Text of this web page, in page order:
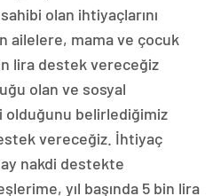
olan ihtiyaçlarını
ailelere, mama ve çocuk
lira destek vereceğiz
olan ve sosyal
olduğunu belirlediğimiz
vereceğiz. İhtiyaç
nakdi destekte
yıl başında 5 bin lira